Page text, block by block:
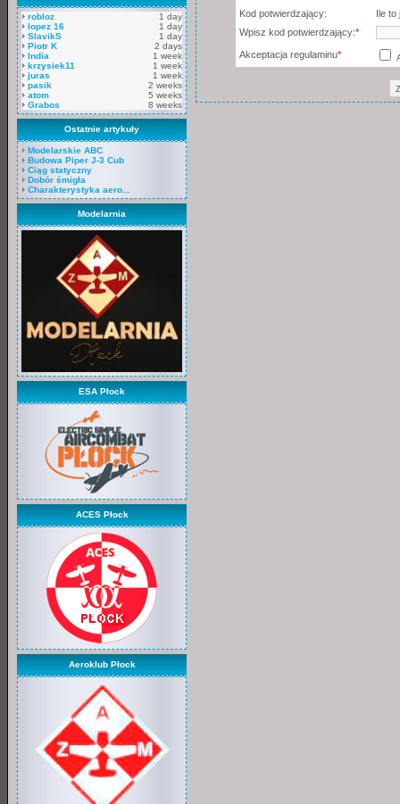
robloz
1 day
lopez 16
1 day
SlavikS
1 day
Piotr K
2 days
India
1 week
krzysiek11
1 week
juras
1 week
pasik
2 weeks
atom
5 weeks
Grabos
8 weeks
Ostatnie artykuły
Modelarskie ABC
Budowa Piper J-3 Cub
Ciąg statyczny
Dobór śmigła
Charakterystyka aero...
Modelarnia
ESA Płock
ACES Płock
Aeroklub Płock
Kod potwierdzający:
Ile to
Wpisz kod potwierdzający:*
Akceptacja regulaminu*